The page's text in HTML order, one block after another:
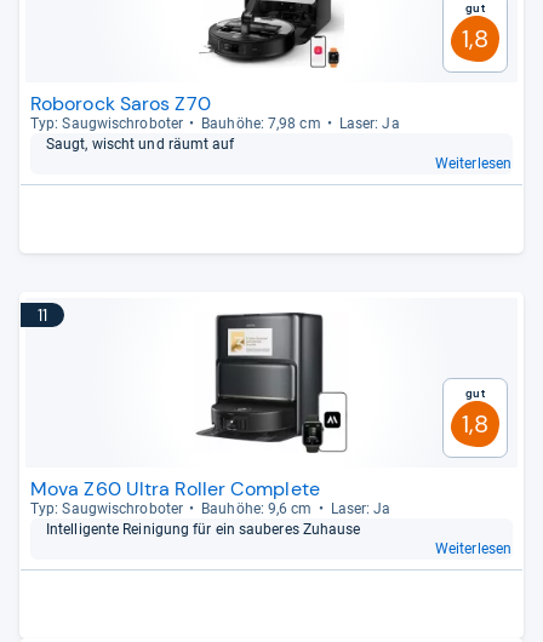
Gut
1,8
Roborock Saros Z70
Typ: Saug­wisch­ro­bo­ter Bau­höhe: 7,98 cm
Laser: Ja
Saugt, wischt und räumt auf
Weiterlesen
11
Gut
1,8
Mova Z60 Ultra Roller Complete
Typ: Saug­wisch­ro­bo­ter Bau­höhe: 9,6 cm
Laser: Ja
Intel­li­gente Rei­ni­gung für ein sau­be­res Zuhause
Weiterlesen